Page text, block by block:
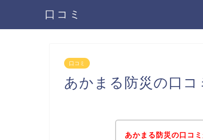
口コミ
口コミ
あかまる防災の口
あかまる防災の口コ